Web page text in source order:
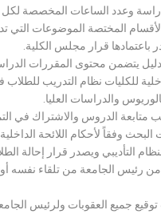
وعدد الساعات المخصصة لكل
المختصة الموضوعات التي
قرار مجلس الكلية.
يتضمن محتوى المقررات
للكليات نظام التدريب
والدراسات العليا.
متابعة الدروس والاشتراك في
البحث وفقاً لأحكام اللائحة الداخلية.
التأديبي ويصدر قرار إحالة
رئيس الجامعة من تلقاء نفسه أو
جميع العقوبات ولرئيس